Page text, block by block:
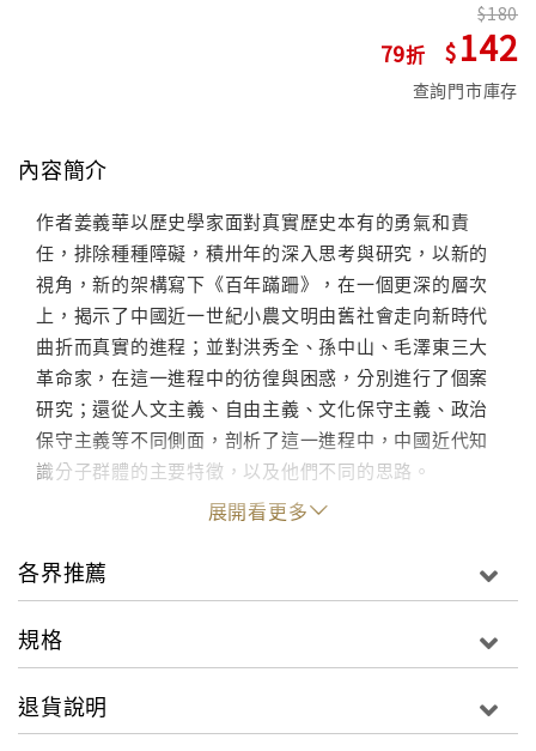
79
180
142
查詢門市庫存
內容簡介
作者姜義華以歷史學家面對真實歷史本有的勇氣和責
任，排除種種障礙，積卅年的深入思考與研究，以新的
視角，新的架構寫下《百年蹣跚》，在一個更深的層次
上，揭示了中國近一世紀小農文明由舊社會走向新時代
曲折而真實的進程；並對洪秀全、孫中山、毛澤東三大
革命家，在這一進程中的彷徨與困惑，分別進行了個案
研究；還從人文主義、自由主義、文化保守主義、政治
保守主義等不同側面，剖析了這一進程中，中國近代知
識分子群體的主要特徵，以及他們不同的思路。
展開看更多
各界推薦
規格
退貨說明